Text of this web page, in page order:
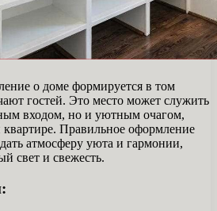
о доме формируется в том
гостей. Это место может служить
входом, но и уютным очагом,
квартире. Правильное оформление
атмосферу уюта и гармонии,
свет и свежесть.